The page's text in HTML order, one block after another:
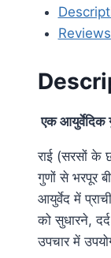
एक आयुर्वेदिक
राई (सरसों के
गुणों से भरपूर
आयुर्वेद में
को सुधारने,
उपचार में